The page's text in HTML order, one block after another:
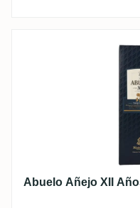
Abuelo Añejo
Abuelo Añejo XII